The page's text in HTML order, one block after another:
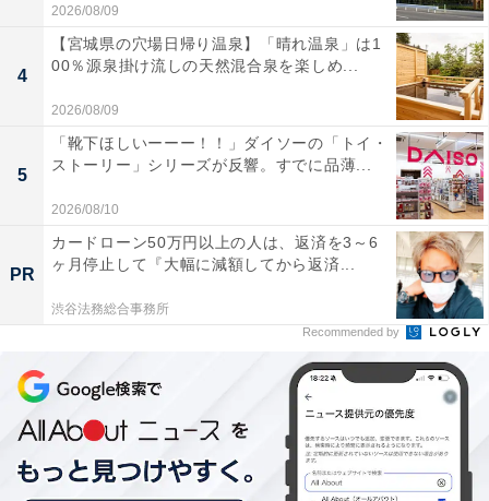
ユーザーからは「肌への負担が少ない」「手入れが自動
で完結して楽」と好評です。一方で、「洗浄中の音が少
し大きい」という声も。夕方のヒゲ残りを解消したい人
や、毎日のメンテナンスをスマートに時短したい人に
は、おすすめの商品といえそうです。
2026/08/09
4
【宮城県の穴場日帰り温泉】「晴れ温泉」は1
00％源泉掛け流しの天然混合泉を楽しめ...
2026/08/09
5
「靴下ほしいーーー！！」ダイソーの「トイ・
ストーリー」シリーズが反響。すでに品薄...
2026/08/10
PR
カードローン50万円以上の人は、返済を3～6
ヶ月停止して『大幅に減額してから返済...
渋谷法務総合事務所
Recommended by